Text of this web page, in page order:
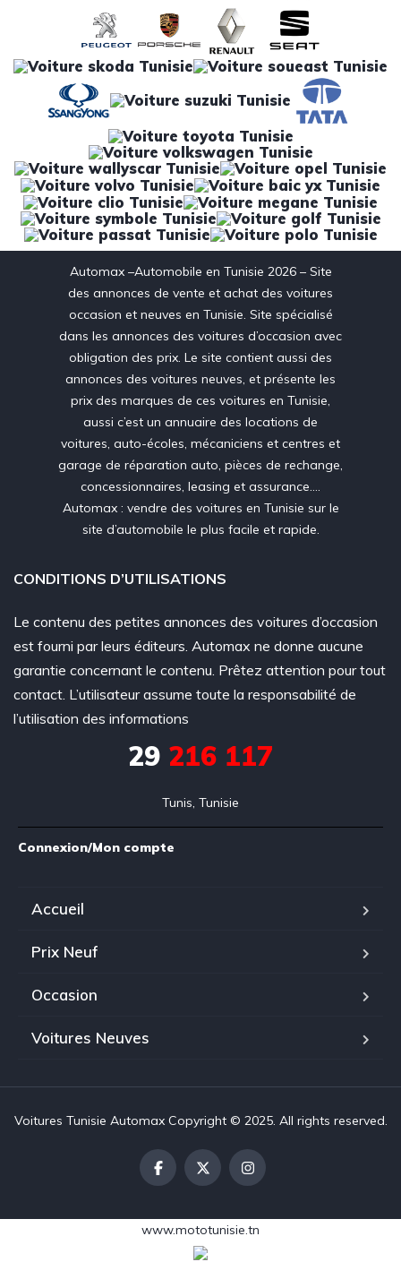
Automax –Automobile en Tunisie 2026 – Site
des annonces de vente et achat des voitures
occasion et neuves en Tunisie. Site spécialisé
dans les annonces des voitures d’occasion avec
obligation des prix. Le site contient aussi des
annonces des voitures neuves, et présente les
prix des marques de ces voitures en Tunisie,
aussi c’est un annuaire des locations de
voitures, auto-écoles, mécaniciens et centres et
garage de réparation auto, pièces de rechange,
concessionnaires, leasing et assurance….
Automax : vendre des voitures en Tunisie sur le
site d’automobile le plus facile et rapide.
CONDITIONS D’UTILISATIONS
Le contenu des petites annonces des voitures d’occasion
est fourni par leurs éditeurs. Automax ne donne aucune
garantie concernant le contenu. Prêtez attention pour tout
contact. L’utilisateur assume toute la responsabilité de
l’utilisation des informations
29 216 117
Tunis, Tunisie
Connexion/Mon compte
Accueil
Prix Neuf
Occasion
Voitures Neuves
Voitures Tunisie Automax Copyright © 2025. All rights reserved.
www.mototunisie.tn